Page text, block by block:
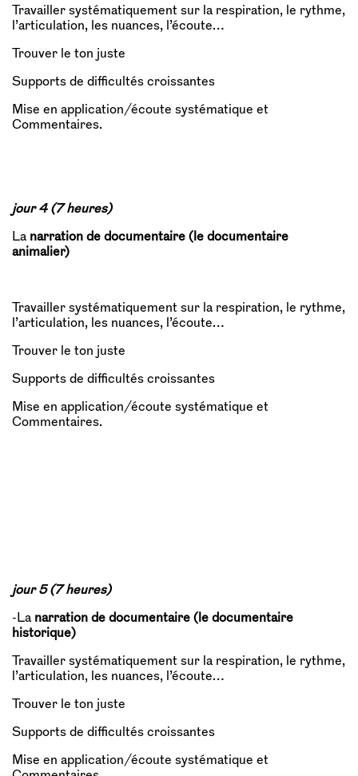
Travailler systématiquement sur la respiration, le rythme,
l’articulation, les nuances, l’écoute…
Trouver le ton juste
Supports de difficultés croissantes
Mise en application/écoute systématique et
Commentaires.
jour 4 (7 heures)
La narration de documentaire (le documentaire
animalier)
Travailler systématiquement sur la respiration, le rythme,
l’articulation, les nuances, l’écoute…
Trouver le ton juste
Supports de difficultés croissantes
Mise en application/écoute systématique et
Commentaires.
jour 5 (7 heures)
-La narration de documentaire (le documentaire
historique)
Travailler systématiquement sur la respiration, le rythme,
l’articulation, les nuances, l’écoute…
Trouver le ton juste
Supports de difficultés croissantes
Mise en application/écoute systématique et